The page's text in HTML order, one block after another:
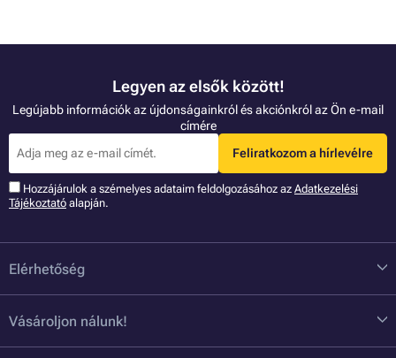
Legyen az elsők között!
Legújabb információk az újdonságainkról és akciónkról az Ön e-mail
címére
Feliratkozom a hírlevélre
Hozzájárulok a szémelyes adataim feldolgozásához az Adatkezelési
Tájékoztató alapján.
Elérhetőség
Vásároljon nálunk!